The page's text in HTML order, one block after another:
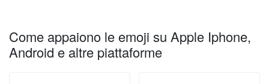
Come appaiono le emoji su Apple Iphone,
Android e altre piattaforme